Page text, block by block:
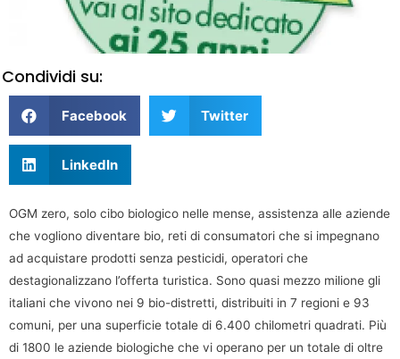
Condividi su:
Facebook Twitter
LinkedIn
OGM zero, solo cibo biologico nelle mense, assistenza alle aziende
che vogliono diventare bio, reti di consumatori che si impegnano
ad acquistare prodotti senza pesticidi, operatori che
destagionalizzano l’offerta turistica. Sono quasi mezzo milione gli
italiani che vivono nei 9 bio-distretti, distribuiti in 7 regioni e 93
comuni, per una superficie totale di 6.400 chilometri quadrati. Più
di 1800 le aziende biologiche che vi operano per un totale di oltre